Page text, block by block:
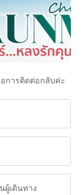
การติดต่อกลับค่ะ
ผู้เดินทาง